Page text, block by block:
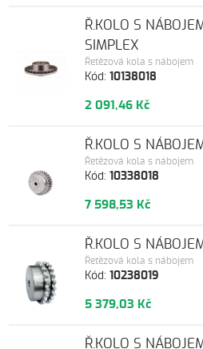
Kód:10138018
Řetězová kola s nábojem
Ř.KOLO S
SIMPLEX
2 091,46 Kč
Kód:10338018
Řetězová kola s nábojem
Ř.KOLO S
7 598,53 Kč
Kód:10238019
Řetězová kola s nábojem
Ř.KOLO S
5 379,03 Kč
Ř.KOLO S